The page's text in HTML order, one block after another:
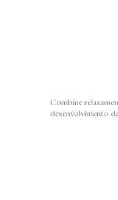
Combine
desenvolvimento